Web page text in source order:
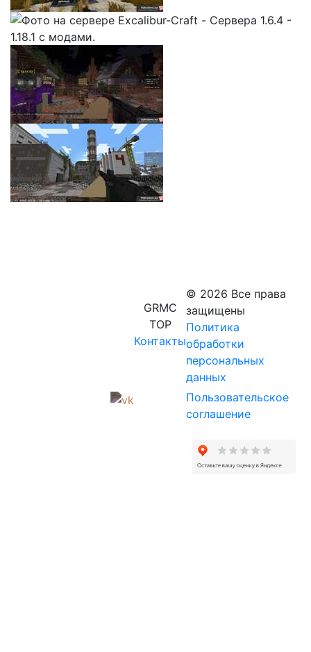
GRMC
TOP
Контакты
© 2026 Все права
защищены
Политика
обработки
персональных
данных
Пользовательское
соглашение